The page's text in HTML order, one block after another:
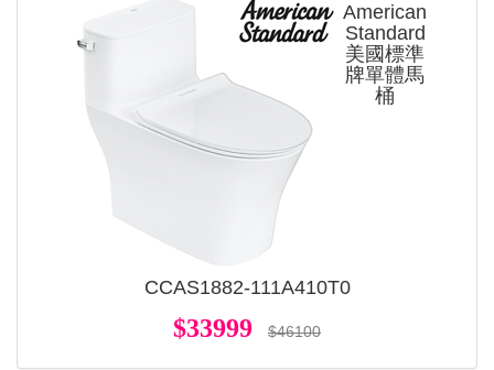
American
Standard
美國標準
牌單體馬
桶
CCAS1882-111A410T0
$33999 $46100